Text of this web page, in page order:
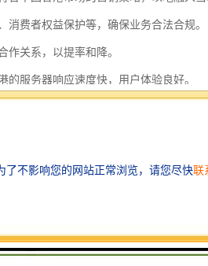
费者权益保护等，确保业务合法合规。
作关系，以提率和降。
服务器响应速度快，用户体验良好。
税务、支付、售后服务等多个方面，确
洲，是连接中国内地与市场的重要枢纽
常免征关税，且清关手续简便，降低了